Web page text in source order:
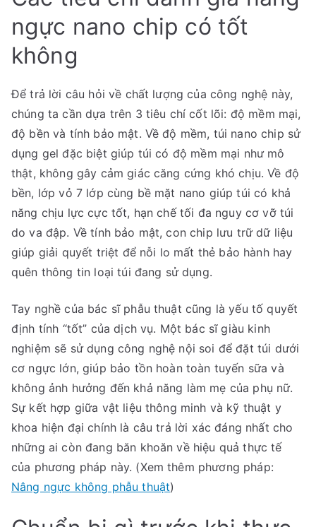
ngực nano chip có tốt
không
Để trả lời câu hỏi về chất lượng của công nghệ này,
chúng ta cần dựa trên 3 tiêu chí cốt lõi: độ mềm mại,
độ bền và tính bảo mật. Về độ mềm, túi nano chip sử
dụng gel đặc biệt giúp túi có độ mềm mại như mô
thật, không gây cảm giác căng cứng khó chịu. Về độ
bền, lớp vỏ 7 lớp cùng bề mặt nano giúp túi có khả
năng chịu lực cực tốt, hạn chế tối đa nguy cơ vỡ túi
do va đập. Về tính bảo mật, con chip lưu trữ dữ liệu
giúp giải quyết triệt để nỗi lo mất thẻ bảo hành hay
quên thông tin loại túi đang sử dụng.
Tay nghề của bác sĩ phẫu thuật cũng là yếu tố quyết
định tính “tốt” của dịch vụ. Một bác sĩ giàu kinh
nghiệm sẽ sử dụng công nghệ nội soi để đặt túi dưới
cơ ngực lớn, giúp bảo tồn hoàn toàn tuyến sữa và
không ảnh hưởng đến khả năng làm mẹ của phụ nữ.
Sự kết hợp giữa vật liệu thông minh và kỹ thuật y
khoa hiện đại chính là câu trả lời xác đáng nhất cho
những ai còn đang băn khoăn về hiệu quả thực tế
của phương pháp này. (Xem thêm phương pháp:
Nâng ngực không phẫu thuật)